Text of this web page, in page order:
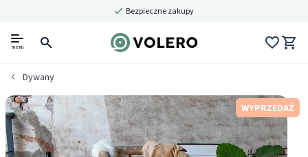
Bezpieczne zakupy
menu
Dywany
WYPRZEDAŻ